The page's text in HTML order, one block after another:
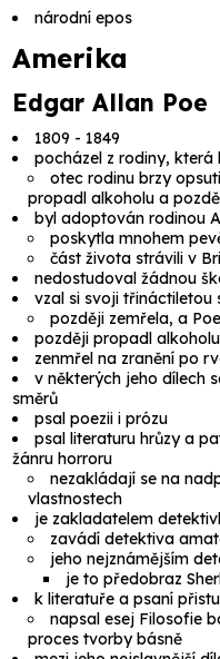
národní epos
Amerika
Edgar Allan Poe
1809 - 1849
pocházel z rodiny,
otec rodinu brzy
propadl alkoholu a
byl adoptován rodinou
poskytla mnohem
část života strávili v
nedostudoval žádnou
vzal si svoji třináctiletou
později zemřela, a
později propadl
zenmřel na zranění po
v některých jeho dílech
směrů
psal poezii i prózu
psal literaturu hrůzy a
žánru horroru
nezakládají se na
vlastnostech
je zakladatelem
zavádídetektiva
jeho nejznámějším
je to předobraz
k literatuře a psaní
napsal esej Filosofie
proces tvorby básně